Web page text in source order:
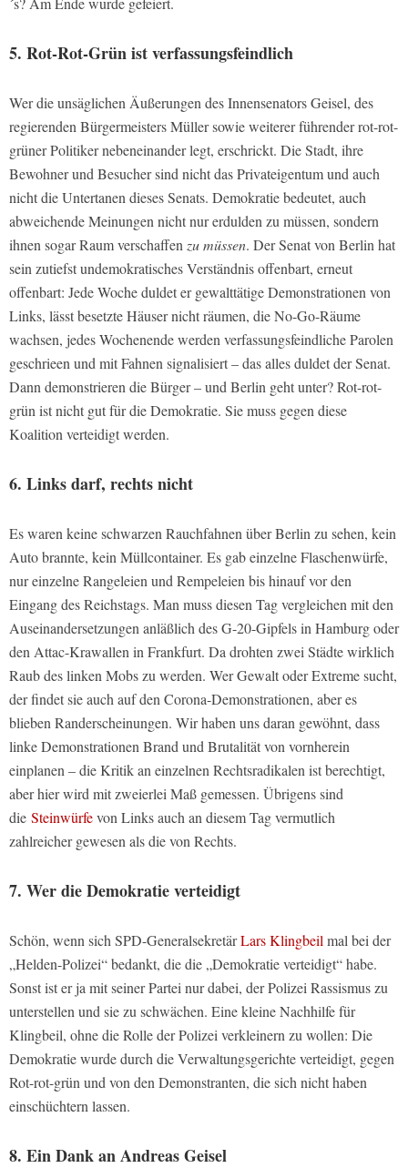
5. Rot-Rot-Grün ist verfassungsfeindlich
Wer die unsäglichen Äußerungen des Innensenators Geisel, des
regierenden Bürgermeisters Müller sowie weiterer führender rot-rot-
grüner Politiker nebeneinander legt, erschrickt. Die Stadt, ihre
Bewohner und Besucher sind nicht das Privateigentum und auch
nicht die Untertanen dieses Senats. Demokratie bedeutet, auch
abweichende Meinungen nicht nur erdulden zu müssen, sondern
ihnen sogar Raum verschaffenzu müssen. Der Senat von Berlin hat
sein zutiefst undemokratisches Verständnis offenbart, erneut
offenbart: Jede Woche duldet er gewalttätige Demonstrationen von
Links, lässt besetzte Häuser nicht räumen, die No-Go-Räume
wachsen, jedes Wochenende werden verfassungsfeindliche Parolen
geschrieen und mit Fahnen signalisiert – das alles duldet der Senat.
Dann demonstrieren die Bürger – und Berlin geht unter? Rot-rot-
grün ist nicht gut für die Demokratie. Sie muss gegen diese
Koalition verteidigt werden.
6. Links darf, rechts nicht
Es waren keine schwarzen Rauchfahnen über Berlin zu sehen, kein
Auto brannte, kein Müllcontainer. Es gab einzelne Flaschenwürfe,
nur einzelne Rangeleien und Rempeleien bis hinauf vor den
Eingang des Reichstags. Man muss diesen Tag vergleichen mit den
Auseinandersetzungen anläßlich des G-20-Gipfels in Hamburg oder
den Attac-Krawallen in Frankfurt. Da drohten zwei Städte wirklich
Raub des linken Mobs zu werden. Wer Gewalt oder Extreme sucht,
der findet sie auch auf den Corona-Demonstrationen, aber es
blieben Randerscheinungen. Wir haben uns daran gewöhnt, dass
linke Demonstrationen Brand und Brutalität von vornherein
einplanen – die Kritik an einzelnen Rechtsradikalen ist berechtigt,
aber hier wird mit zweierlei Maß gemessen. Übrigens sind
die Steinwürfevon Links auch an diesem Tag vermutlich
zahlreicher gewesen als die von Rechts.
7. Wer die Demokratie verteidigt
Schön, wenn sich SPD-GeneralsekretärLars Klingbeilmal bei der
„Helden-Polizei“ bedankt, die die „Demokratie verteidigt“ habe.
Sonst ist er ja mit seiner Partei nur dabei, der Polizei Rassismus zu
unterstellen und sie zu schwächen. Eine kleine Nachhilfe für
Klingbeil, ohne die Rolle der Polizei verkleinern zu wollen: Die
Demokratie wurde durch die Verwaltungsgerichte verteidigt, gegen
Rot-rot-grün und von den Demonstranten, die sich nicht haben
einschüchtern lassen.
8. Ein Dank an Andreas Geisel